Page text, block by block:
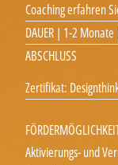
Coaching erfahren
DAUER | 1-2
ABSCHLUSS
Zertifikat:
Aktivierungs- und